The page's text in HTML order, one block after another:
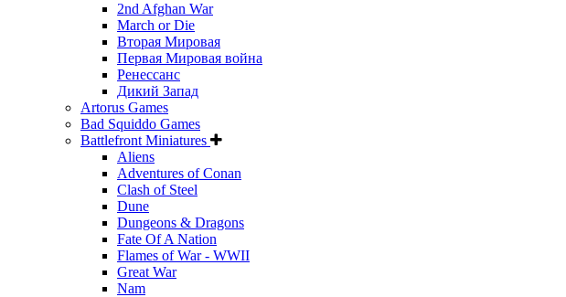
2nd Afghan War
March or Die
Вторая Мировая
Первая Мировая война
Ренессанс
Дикий Запад
Artorus Games
Bad Squiddo Games
Battlefront Miniatures
Aliens
Adventures of Conan
Clash of Steel
Dune
Dungeons & Dragons
Fate Of A Nation
Flames of War - WWII
Great War
Nam